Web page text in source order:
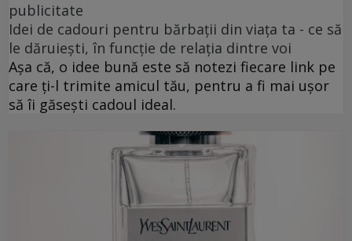
publicitate
Idei de cadouri pentru bărbații din viața ta - ce să
le dăruiești, în funcție de relația dintre voi
Așa că, o idee bună este să notezi fiecare link pe
care ți-l trimite amicul tău, pentru a fi mai ușor
să îi găsești cadoul ideal.